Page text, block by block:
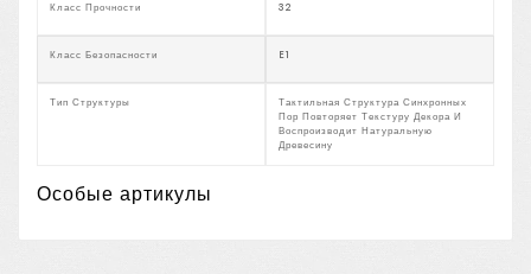
Класс Прочности 32
Класс Безопасности E1
Тип Структуры
Тактильная Структура Синхронных
Пор Повторяет Текстуру Декора И
Воспроизводит Натуральную
Древесину
Особые артикулы